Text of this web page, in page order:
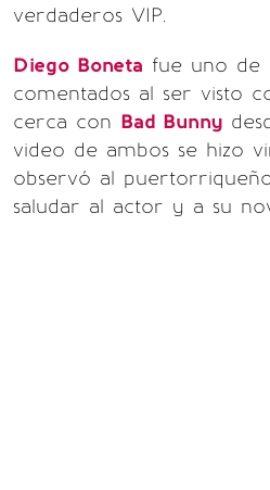
verdaderos VIP.
Diego Boneta fue uno de
comentados al ser visto
cerca con Bad Bunny
video de ambos se hizo
observó al
saludar al actor y a su